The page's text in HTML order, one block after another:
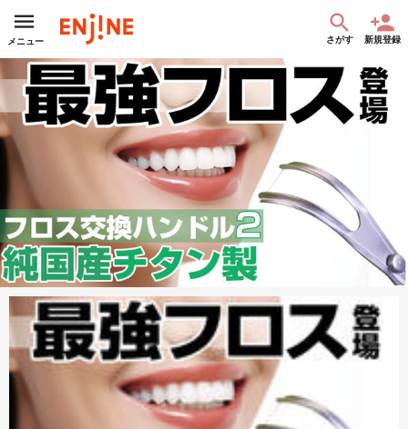
メニュー さがす 新規登録